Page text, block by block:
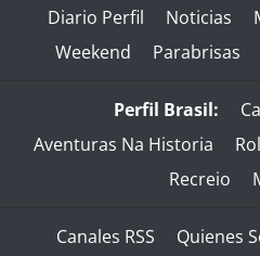
Diario Perfil Noticias
Weekend
Parabrisas
Perfil Brasil:
Aventuras Na Historia
Recreio
Canales RSS Quienes